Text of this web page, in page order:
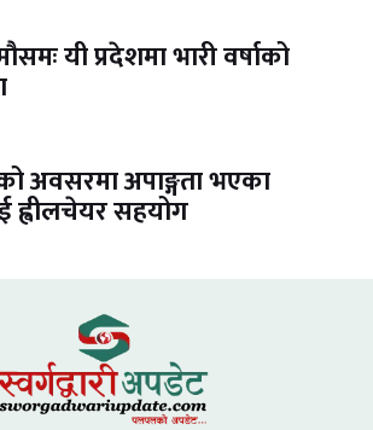
यी प्रदेशमा भारी वर्षाको
अवसरमा अपाङ्गता भएका
ह्वीलचेयर सहयोग